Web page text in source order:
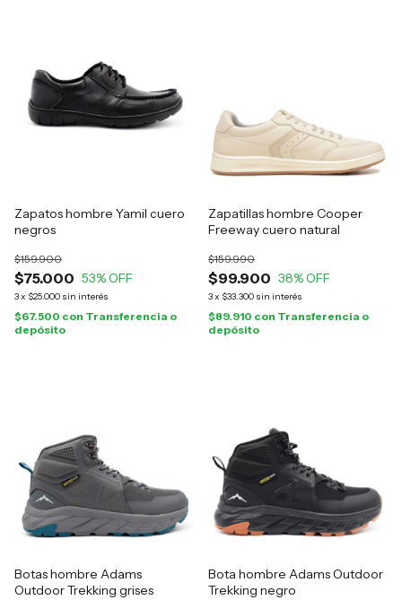
Zapatos hombre Yamil cuero
negros
$75.000
$159.900
53% OFF
3x $25.000 sin interés
$67.500 con Transferencia o
depósito
Zapatillas hombre Cooper
Freeway cuero natural
$99.900
$159.990
38% OFF
3x $33.300 sin interés
$89.910 con Transferencia o
depósito
Botas hombre Adams
Outdoor Trekking grises
Bota hombre Adams Outdoor
Trekking negro